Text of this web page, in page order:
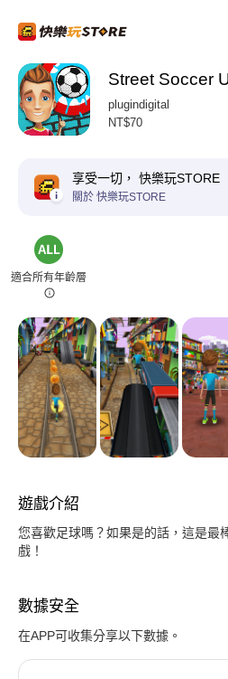
Street Soccer
plugindigital
NT$70
享受一切， 快樂玩STORE
關於 快樂玩STORE
適合所有年齡層
遊戲介紹
您喜歡足球嗎？如果是的話，這是最
戲！
數據安全
在APP可收集分享以下數據。